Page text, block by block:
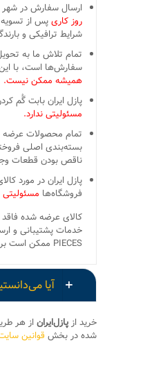
ارسال سفارش در
روز کاریپس از
شرایط ترافیکی و
تمام تلاش ما به
سفارش‌ها است، با
همیشه ممکن نیست.
پازل ایران بابت گُم
مسئولیتی ندارد.
تمام محصولات
بسته‌بندی اصلی
ناقص بودن قطعات
پازل ایران در مورد
فروشگاه‌ها مسئولیتی
کالای عرضه شده فاقد
PIECES ممکن است برای کشور ایران ارائه نشود.
آیا
خرید از پازل‌ایران از هر
شده در بخش قوانین